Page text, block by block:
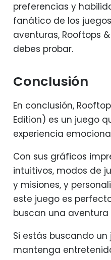
preferencias y
fanático de los
aventuras, Rooftops
debes probar.
Conclusión
En conclusión,
Edition) es un juego
experiencia
Con sus gráficos
intuitivos, modos de
y misiones, y
este juego es
buscan una
Si estás buscando
mantenga